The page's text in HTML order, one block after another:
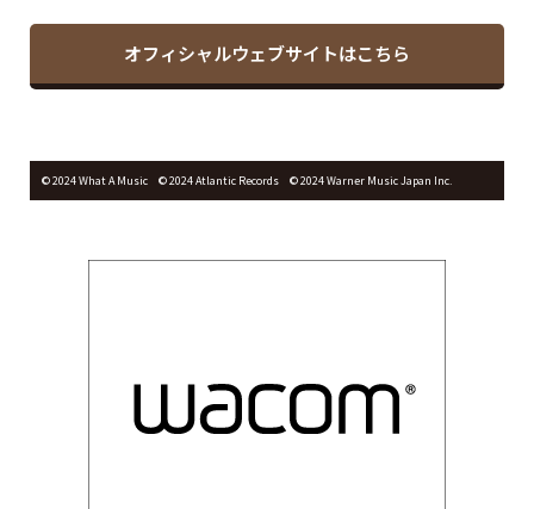
オフィシャルウェブサイトはこちら
© 2024 What A Music ©︎ 2024 Atlantic Records © 2024 Warner Music Japan Inc.